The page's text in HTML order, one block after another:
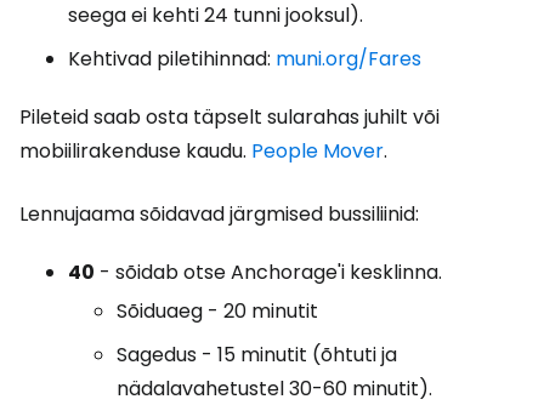
seega ei kehti 24 tunni jooksul).
Kehtivad piletihinnad: muni.org/Fares
Pileteid saab osta täpselt sularahas juhilt või
mobiilirakenduse kaudu. People Mover.
Lennujaama sõidavad järgmised bussiliinid:
40 - sõidab otse Anchorage'i kesklinna.
Sõiduaeg - 20 minutit
Sagedus - 15 minutit (õhtuti ja
nädalavahetustel 30-60 minutit).